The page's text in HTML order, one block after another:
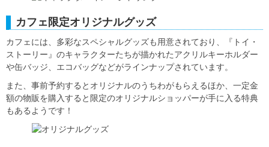
カフェ限定オリジナルグッズ
カフェには、多彩なスペシャルグッズも用意されており、『トイ・
ストーリー』のキャラクターたちが描かれたアクリルキーホルダー
や缶バッジ、エコバッグなどがラインナップされています。
また、事前予約するとオリジナルのうちわがもらえるほか、一定金
額の物販を購入すると限定のオリジナルショッパーが手に入る特典
もあるようです！